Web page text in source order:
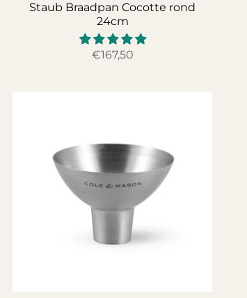
Staub Braadpan Cocotte rond
24cm
€167,50